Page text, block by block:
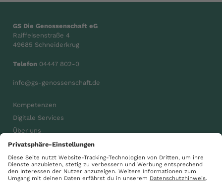
GS Die Genossenschaft eG
Raiffeisenstraße 4
49685 Schneiderkrug
Telefon 04447 802-0
info@gs-genossenschaft.de
Kompetenzen
Digitale Services
Über uns
Karriere
Aktuelles
gsdiegenossenschaft